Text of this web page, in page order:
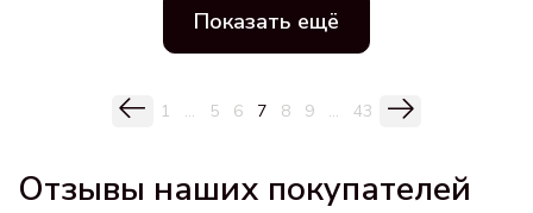
Показать ещё
1 ... 5 6 7 8 9 ... 43
Отзывы наших покупателей